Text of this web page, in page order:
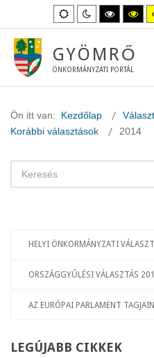
Alapértelmezett
mód
Éjszakai
mód
Magas
kontraszt
fekete-
mód.
GYÖMRŐ
ÖNKORMÁNYZATI PORTÁL
Ön itt van: Kezdőlap
Korábbi választások
2014
HELYI ÖNKORMÁNYZATI
ORSZÁGGYŰLÉSI VÁLASZTÁS
AZ EURÓPAI PARLAMENT
LEGÚJABB CIKKEK